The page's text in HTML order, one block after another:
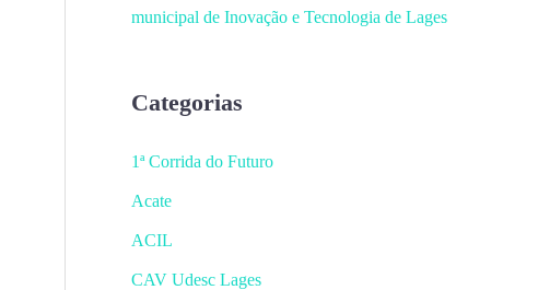
municipal de Inovação e Tecnologia de Lages
Categorias
1ª Corrida do Futuro
Acate
ACIL
CAV Udesc Lages